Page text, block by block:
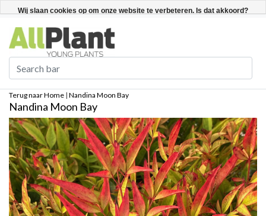
Registreren / Inloggen Nederlands
Terug naar Home | Nandina Moon Bay
Nandina Moon Bay
Wij slaan cookies op om onze website te verbeteren. Is dat akkoord?